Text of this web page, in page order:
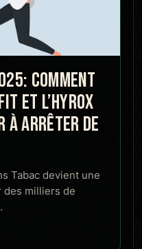
COMMENT
ET L’HYROX
À ARRÊTER DE
Tabac devient une
des milliers de